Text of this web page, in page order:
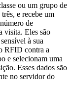
ou um grupo de
e recebe um
de
visita. Eles são
à sua
RFID contra a
e selecionam uma
Esses dados são
no servidor do